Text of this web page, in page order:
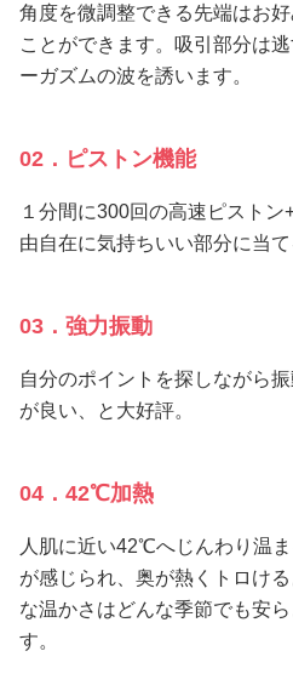
角度を微調整できる先端はお
ことができます。吸引部分は
ーガズムの波を誘います。
02．ピストン機能
１分間に300回の高速ピスト
由自在に気持ちいい部分に当て
03．強力振動
自分のポイントを探しながら
が良い、と大好評。
04．42℃加熱
人肌に近い42℃へじんわり温
が感じられ、奥が熱くトロけ
な温かさはどんな季節でも安
す。